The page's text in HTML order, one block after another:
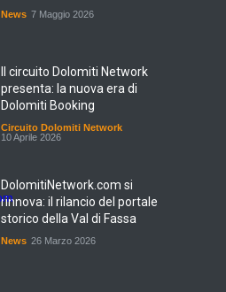
News 7 Maggio 2026
Il circuito Dolomiti Network
presenta: la nuova era di
Dolomiti Booking
Circuito Dolomiti Network
10 Aprile 2026
DolomitiNetwork.com si
rinnova: il rilancio del portale
storico della Val di Fassa
News 26 Marzo 2026